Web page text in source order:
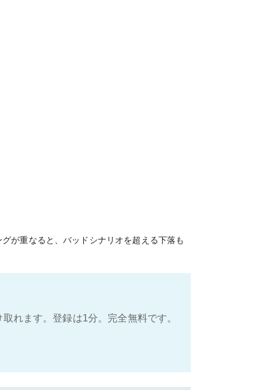
が重なると、バッドシナリオを超える下落も
れます。登録は1分。完全無料です。